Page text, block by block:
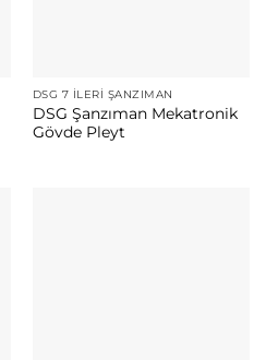
DSG 7 İLERI ŞANZIMAN
DSG Şanzıman Mekatronik
Gövde Pleyt